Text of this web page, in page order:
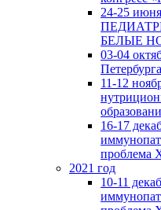
24-25
БЕЛЫЕ
03-04
11-12
16-17
проблема
2021 год
10-11